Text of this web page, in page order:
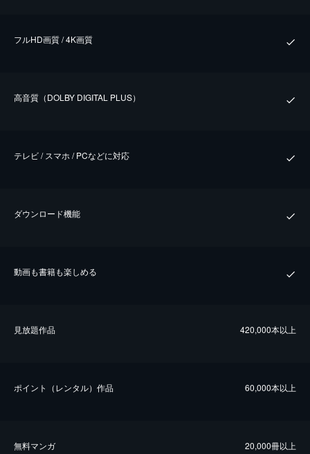
フルHD画質 / 4K画質
⾼⾳質（DOLBY DIGITAL PLUS）
テレビ / スマホ / PCなどに対応
ダウンロード機能
動画も書籍も楽しめる
⾒放題作品 420,000本以上
ポイント（レンタル）作品 60,000本以上
無料マンガ 20,000冊以上